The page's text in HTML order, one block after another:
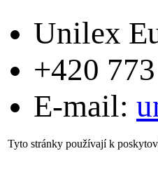
Unilex
+420
E-mail:
Tyto stránky používají k